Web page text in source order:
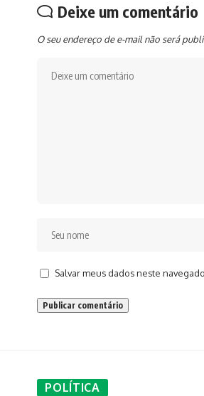
Deixe um comentário
O seu endereço de e-mail não será
Salvar meus dados neste
POLÍTICA